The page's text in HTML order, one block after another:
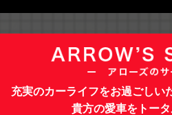
充実のカーライフをお過ごしい
貴方の愛車をトー